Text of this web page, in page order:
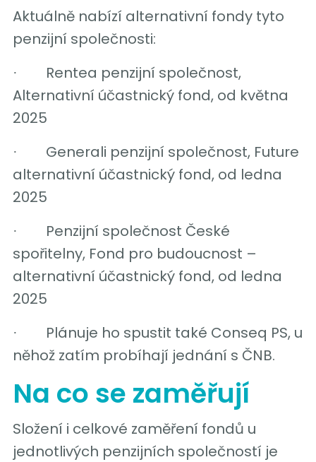
Aktuálně nabízí alternativní fondy tyto
penzijní společnosti:
·
Rentea penzijní společnost,
Alternativní účastnický fond, od května
2025
·
Generali penzijní společnost, Future
alternativní účastnický fond, od ledna
2025
·
Penzijní společnost České
spořitelny, Fond pro budoucnost –
alternativní účastnický fond, od ledna
2025
·
Plánuje ho spustit také Conseq PS, u
něhož zatím probíhají jednání s ČNB.
Na co se zaměřují
Složení i celkové zaměření fondů u
jednotlivých penzijních společností je